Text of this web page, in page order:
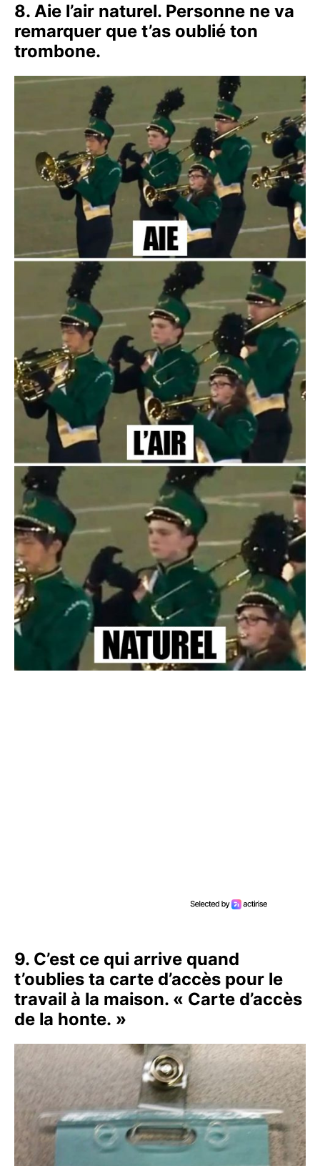
8. Aie l’air naturel. Personne ne va
remarquer que t’as oublié ton
trombone.
9. C’est ce qui arrive quand
t’oublies ta carte d’accès pour le
travail à la maison. « Carte d’accès
de la honte. »